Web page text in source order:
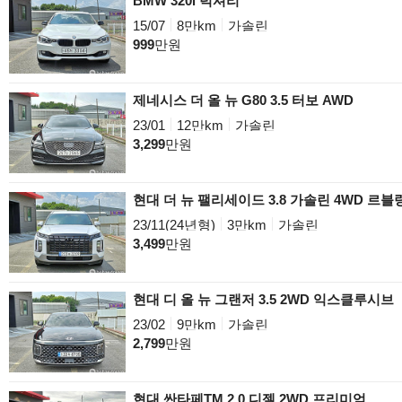
15/07
8만km
가솔린
999만원
제네시스 더 올 뉴 G80 3.5 터보 AWD
23/01
12만km
가솔린
3,299만원
현대 더 뉴 팰리세이드 3.8 가솔린 4WD 르블
23/11(24년형)
3만km
가솔린
3,499만원
현대 디 올 뉴 그랜저 3.5 2WD 익스클루시브
23/02
9만km
가솔린
2,799만원
현대 싼타페TM 2.0 디젤 2WD 프리미엄